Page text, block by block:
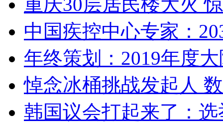
中国疾控中心专家：
年终策划：2019年度
悼念冰桶挑战发起人
韩国议会打起来了：